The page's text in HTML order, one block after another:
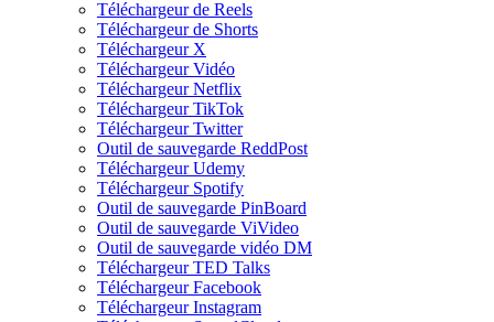
Téléchargeur de Reels
Téléchargeur de Shorts
Téléchargeur X
Téléchargeur Vidéo
Téléchargeur Netflix
Téléchargeur TikTok
Téléchargeur Twitter
Outil de sauvegarde ReddPost
Téléchargeur Udemy
Téléchargeur Spotify
Outil de sauvegarde PinBoard
Outil de sauvegarde ViVideo
Outil de sauvegarde vidéo DM
Téléchargeur TED Talks
Téléchargeur Facebook
Téléchargeur Instagram